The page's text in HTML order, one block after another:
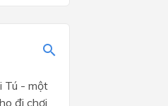
Tú - một
đi chơi